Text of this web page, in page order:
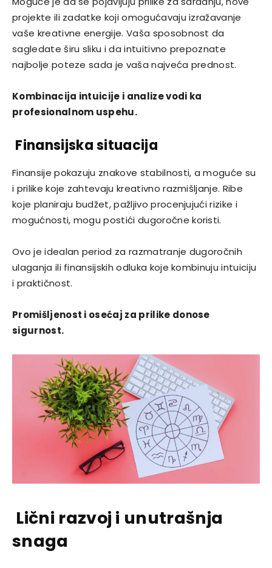
projekte ili zadatke koji omogućavaju izražavanje
vaše kreativne energije. Vaša sposobnost da
sagledate širu sliku i da intuitivno prepoznate
najbolje poteze sada je vaša najveća prednost.
Kombinacija intuicije i analize vodi ka
profesionalnom uspehu.
Finansijska situacija
Finansije pokazuju znakove stabilnosti, a moguće su
i prilike koje zahtevaju kreativno razmišljanje. Ribe
koje planiraju budžet, pažljivo procenjujući rizike i
mogućnosti, mogu postići dugoročne koristi.
Ovo je idealan period za razmatranje dugoročnih
ulaganja ili finansijskih odluka koje kombinuju intuiciju
i praktičnost.
Promišljenost i osećaj za prilike donose
sigurnost.
Lični razvoj i unutrašnja
snaga